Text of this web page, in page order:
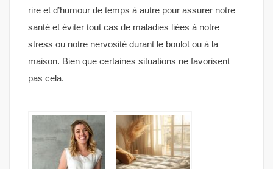
rire et d’humour de temps à autre pour assurer notre
santé et éviter tout cas de maladies liées à notre
stress ou notre nervosité durant le boulot ou à la
maison. Bien que certaines situations ne favorisent
pas cela.